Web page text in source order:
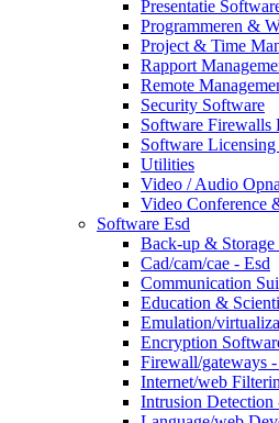
Presentatie
Programmeren &
Project & Time
Rapport
Remote
Security Software
Software Firewalls
Software
Utilities
Video / Audio
Video Conference
Software Esd
Back-up & Storage
Cad/cam/cae - Esd
Communication
Education &
Emulation/
Encryption
Firewall/gateways -
Internet/web
Intrusion Detection